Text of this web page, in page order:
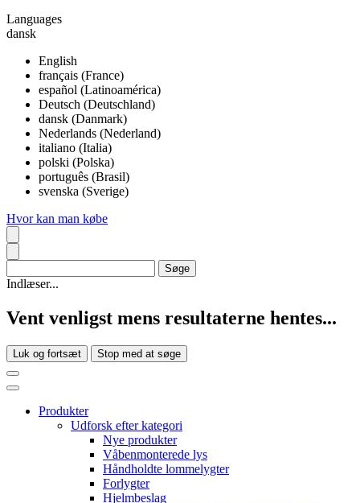
Languages
dansk
English
français (France)
español (Latinoamérica)
Deutsch (Deutschland)
dansk (Danmark)
Nederlands (Nederland)
italiano (Italia)
polski (Polska)
português (Brasil)
svenska (Sverige)
Hvor kan man købe
Indlæser...
Vent venligst mens resultaterne hentes...
Luk og fortsæt Stop med at søge
Produkter
Udforsk efter kategori
Nye produkter
Våbenmonterede lys
Håndholdte lommelygter
Forlygter
Hjelmbeslag